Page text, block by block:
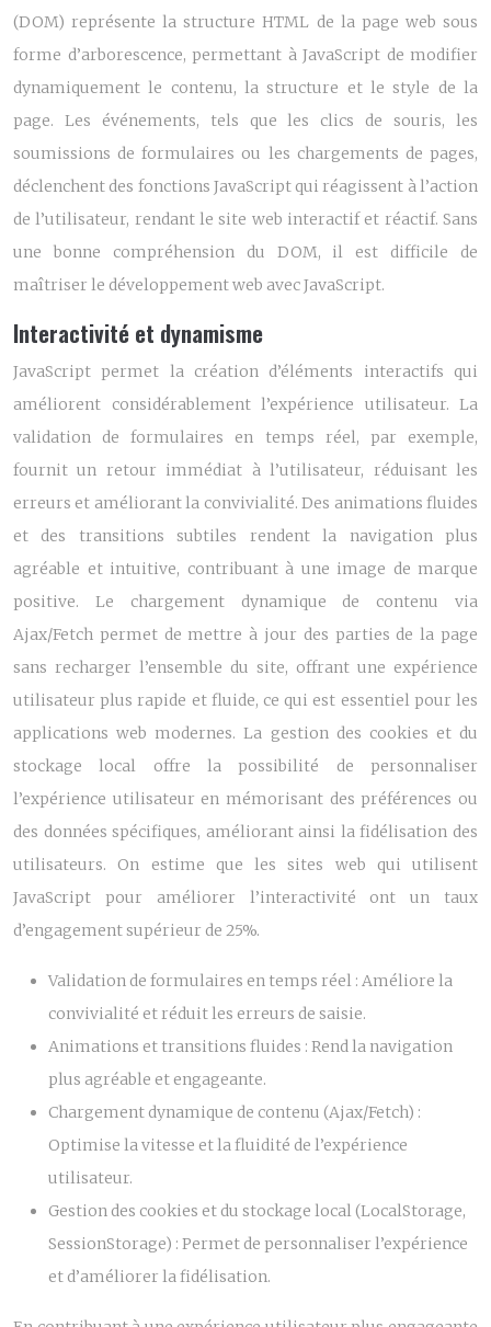
(DOM) représente la structure HTML de la page web sous
forme d’arborescence, permettant à JavaScript de modifier
dynamiquement le contenu, la structure et le style de la
page. Les événements, tels que les clics de souris, les
soumissions de formulaires ou les chargements de pages,
déclenchent des fonctions JavaScript qui réagissent à l’action
de l’utilisateur, rendant le site web interactif et réactif. Sans
une bonne compréhension du DOM, il est difficile de
maîtriser le développement web avec JavaScript.
Interactivité et dynamisme
JavaScript permet la création d’éléments interactifs qui
améliorent considérablement l’expérience utilisateur. La
validation de formulaires en temps réel, par exemple,
fournit un retour immédiat à l’utilisateur, réduisant les
erreurs et améliorant la convivialité. Des animations fluides
et des transitions subtiles rendent la navigation plus
agréable et intuitive, contribuant à une image de marque
positive. Le chargement dynamique de contenu via
Ajax/Fetch permet de mettre à jour des parties de la page
sans recharger l’ensemble du site, offrant une expérience
utilisateur plus rapide et fluide, ce qui est essentiel pour les
applications web modernes. La gestion des cookies et du
stockage local offre la possibilité de personnaliser
l’expérience utilisateur en mémorisant des préférences ou
des données spécifiques, améliorant ainsi la fidélisation des
utilisateurs. On estime que les sites web qui utilisent
JavaScript pour améliorer l’interactivité ont un taux
d’engagement supérieur de 25%.
Validation de formulaires en temps réel : Améliore la
convivialité et réduit les erreurs de saisie.
Animations et transitions fluides : Rend la navigation
plus agréable et engageante.
Chargement dynamique de contenu (Ajax/Fetch) :
Optimise la vitesse et la fluidité de l’expérience
utilisateur.
Gestion des cookies et du stockage local (LocalStorage,
SessionStorage) : Permet de personnaliser l’expérience
et d’améliorer la fidélisation.